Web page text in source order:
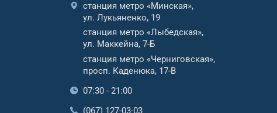
станция метро «Минская»,
ул. Лукьяненко, 19
станция метро «Лыбедская»,
ул. Маккейна, 7-Б
станция метро «Черниговская»,
просп. Каденюка, 17-В
07:30 - 21:00
(067) 127-03-03